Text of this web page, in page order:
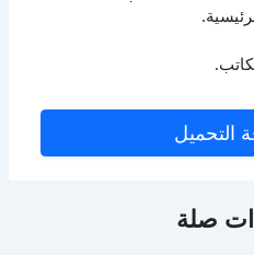
التحميل
صلة